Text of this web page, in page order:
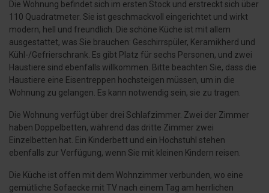
Die Wohnung befindet sich im ersten Stock und erstreckt sich über
110 Quadratmeter. Sie ist geschmackvoll eingerichtet und wirkt
modern, hell und freundlich. Die schöne Küche ist mit allem
ausgestattet, was Sie brauchen: Geschirrspüler, Keramikherd und
Kühl-/Gefrierschrank. Es gibt Platz für sechs Personen, und zwei
Haustiere sind ebenfalls willkommen. Bitte beachten Sie, dass die
Haustiere eine Eisentreppen hochsteigen müssen, um in die
Wohnung zu gelangen. Es kann notwendig sein, sie zu tragen.
Die Wohnung verfügt über drei Schlafzimmer. Zwei der Zimmer
haben Doppelbetten, während das dritte Zimmer zwei
Einzelbetten hat. Ein Kinderbett und ein Hochstuhl stehen
ebenfalls zur Verfügung, wenn Sie mit kleinen Kindern reisen.
Die Küche ist offen mit dem Wohnzimmer verbunden, wo eine
gemütliche Sofaecke mit TV nach einem Tag am herrlichen